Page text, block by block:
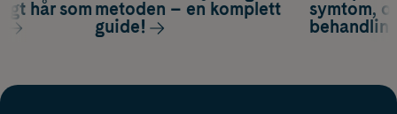
symtom,
hår som metoden – en komplett
guide!